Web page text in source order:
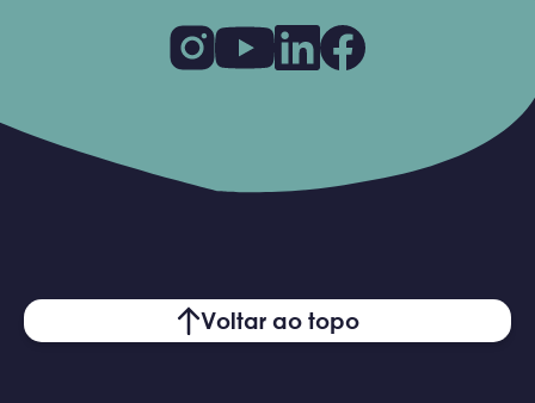
Voltar ao topo